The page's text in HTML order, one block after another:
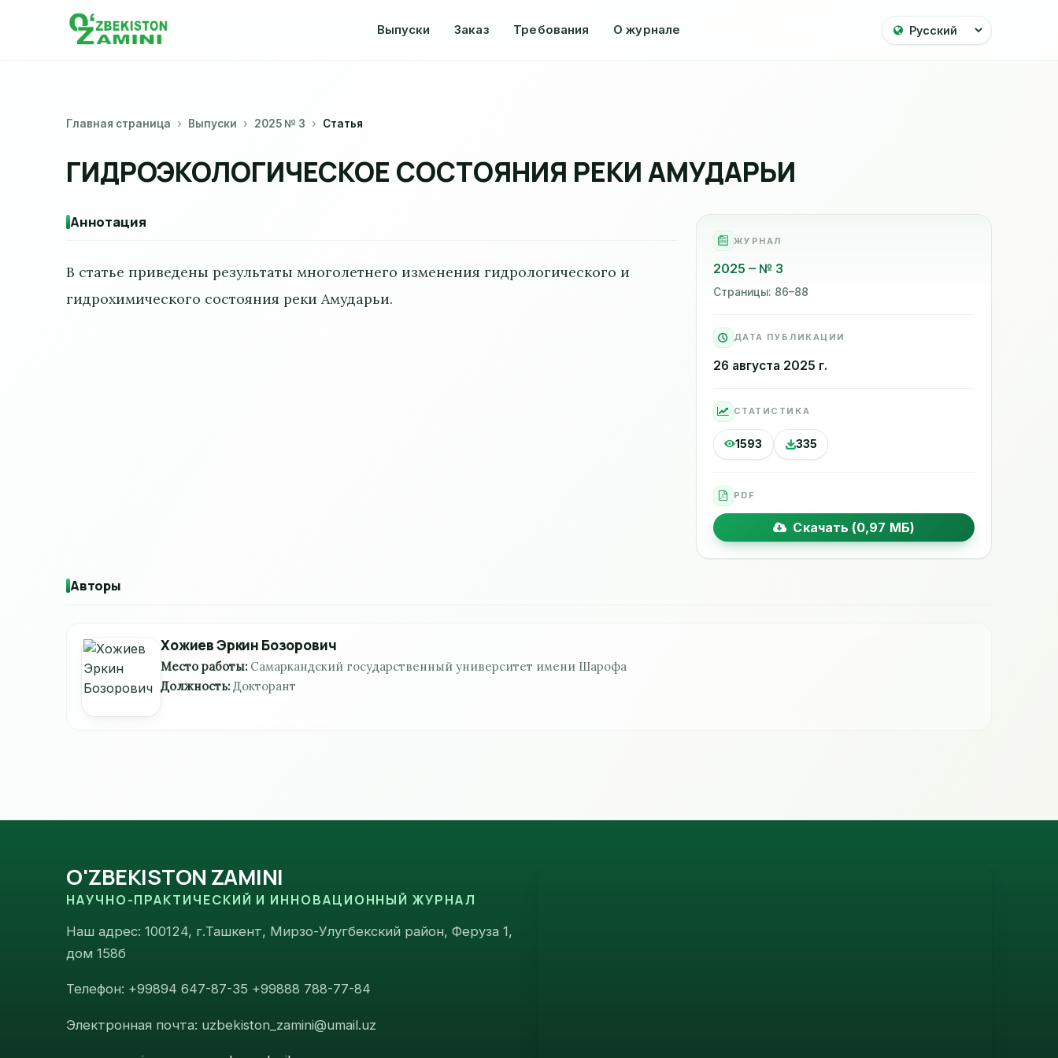
Выпуски Заказ Требования О журнале
Главная страница Выпуски 2025 № 3 Статья
ГИДРОЭКОЛОГИЧЕСКОЕ СОСТОЯНИЯ РЕКИ АМУДАРЬИ
Аннотация
В статье приведены результаты многолетнего изменения гидрологического и
гидрохимического состояния реки Амударьи.
ЖУРНАЛ
2025 № 3
Страницы: 86–88
ДАТА ПУБЛИКАЦИИ
26 августа 2025 г.
СТАТИСТИКА
1593 335
PDF
Скачать (0,97 МБ)
Авторы
Хожиев Эркин Бозорович
Место работы: Самаркандский государственный университет имени Шарофа
Должность: Докторант
O'ZBEKISTON ZAMINI
НАУЧНО-ПРАКТИЧЕСКИЙ И ИННОВАЦИОННЫЙ ЖУРНАЛ
Наш адрес: 100124, г.Ташкент, Мирзо-Улугбекский район, Феруза 1,
дом 158б
Телефон: +99894 647-87-35 +99888 788-77-84
Электронная почта: uzbekiston_zamini@umail.uz